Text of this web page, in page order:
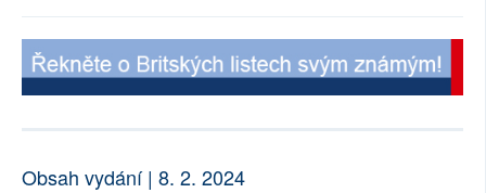
Obsah vydání | 8. 2. 2024